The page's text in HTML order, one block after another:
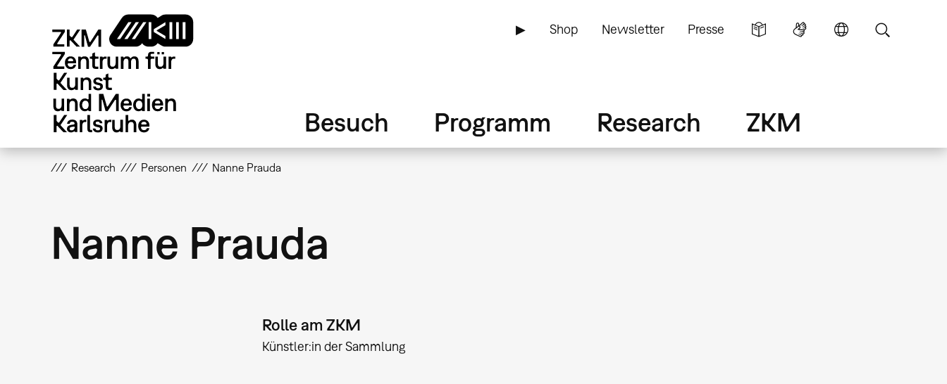
▶ Shop Newsletter Presse
Besuch Programm Research ZKM
Research Personen Nanne Prauda
Nanne Prauda
Rolle am ZKM
Künstler:in der Sammlung